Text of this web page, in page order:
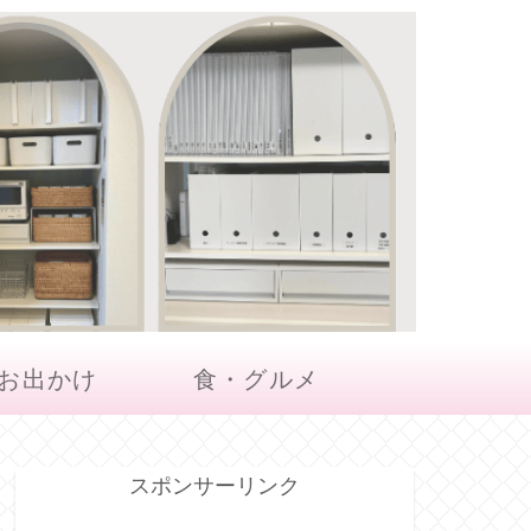
出かけ 食・グルメ
スポンサーリンク